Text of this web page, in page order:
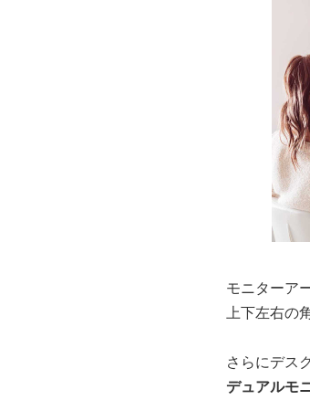
モニターア
上下左右の
さらにデス
デュアルモ